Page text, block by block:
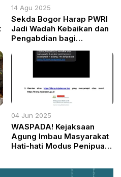
14 Agu 2025
Sekda Bogor Harap PWRI
Jadi Wadah Kebaikan dan
Pengabdian bagi
04 Jun 2025
WASPADA! Kejaksaan
Agung Imbau Masyarakat
Hati-hati Modus Penipuan